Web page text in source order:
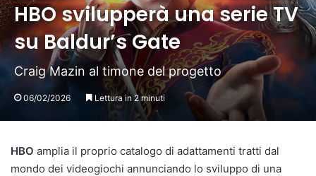
HBO svilupperà una serie TV
su Baldur’s Gate
Craig Mazin al timone del progetto
06/02/2026 Lettura in 2 minuti
HBO amplia il proprio catalogo di adattamenti tratti dal
mondo dei videogiochi annunciando lo sviluppo di una